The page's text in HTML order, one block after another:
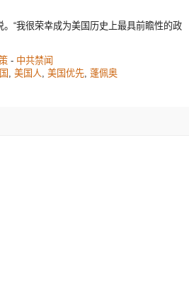
“我很荣幸成为美国历史上最具前瞻性的政
- 中共禁闻
美国人 美国优先 蓬佩奥